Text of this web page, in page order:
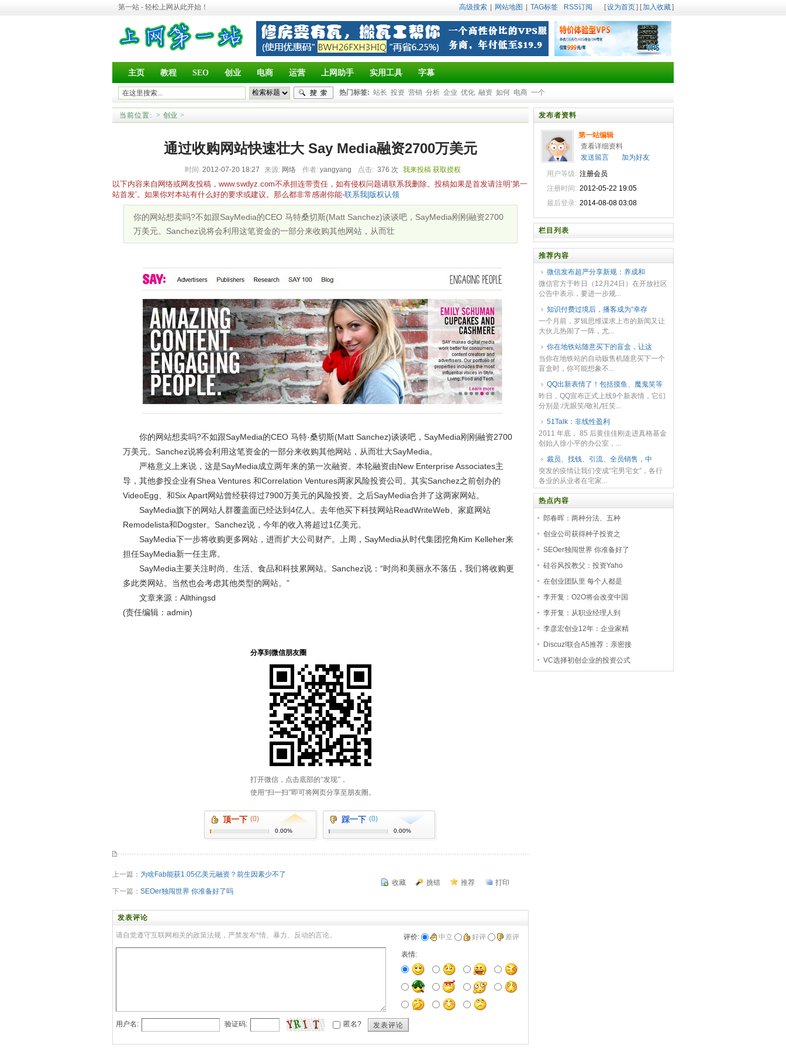
第一站 - 轻松上网从此开始！ 高级搜索 网站地图 TAG标签 RSS订阅 [设为首页] [加入收藏]
主页 教程 SEO 创业 电商 运营 上网助手 实用工具 字幕
热门标签: 站长 投资 营销 分析 企业 优化 融资 如何 电商 一个
当前位置: > 创业 >
通过收购网站快速壮大 Say Media融资2700万美元
时间: 2012-07-20 18:27 来源: 网络 作者: yangyang 点击: 376 次 我来投稿 获取授权
以下内容来自网络或网友投稿，www.swdyz.com不承担连带责任，如有侵权问题请联系我删除。投稿如果是首发请注明‘第一
站首发’。如果你对本站有什么好的要求或建议。那么都非常感谢你能-联系我|版权认领
你的网站想卖吗?不如跟SayMedia的CEO 马特桑切斯(Matt Sanchez)谈谈吧，SayMedia刚刚融资2700
万美元。Sanchez说将会利用这笔资金的一部分来收购其他网站，从而壮
你的网站想卖吗?不如跟SayMedia的CEO 马特·桑切斯(Matt Sanchez)谈谈吧，SayMedia刚刚融资2700
万美元。Sanchez说将会利用这笔资金的一部分来收购其他网站，从而壮大SayMedia。
严格意义上来说，这是SayMedia成立两年来的第一次融资。本轮融资由New Enterprise Associates主
导，其他参投企业有Shea Ventures 和Correlation Ventures两家风险投资公司。其实Sanchez之前创办的
VideoEgg、和Six Apart网站曾经获得过7900万美元的风险投资。之后SayMedia合并了这两家网站。
SayMedia旗下的网站人群覆盖面已经达到4亿人。去年他买下科技网站ReadWriteWeb、家庭网站
Remodelista和Dogster。Sanchez说，今年的收入将超过1亿美元。
SayMedia下一步将收购更多网站，进而扩大公司财产。上周，SayMedia从时代集团挖角Kim Kelleher来
担任SayMedia新一任主席。
SayMedia主要关注时尚、生活、食品和科技累网站。Sanchez说：“时尚和美丽永不落伍，我们将收购更
多此类网站。当然也会考虑其他类型的网站。”
文章来源：Allthingsd
(责任编辑：admin)
顶一下 (0)
0.00%
踩一下 (0)
0.00%
上一篇： 为啥Fab能获1.05亿美元融资？前生因素少不了
下一篇： SEOer独闯世界 你准备好了吗
收藏 挑错 推荐 打印
发表评论
请自觉遵守互联网相关的政策法规，严禁发布*情、暴力、反动的言论。 评价: 中立 好评 差评
表情:
用户名: 验证码: 匿名? 发表评论
发布者资料
第一站编辑
查看详细资料
发送留言
加为好友
用户等级: 注册会员
注册时间: 2012-05-22 19:05
最后登录: 2014-08-08 03:08
栏目列表
推荐内容
微信发布超严分享新规：​养成和
微信官方于昨日（12月24日）在开放社区
公告中表示，要进一步规...
知识付费过境后，播客成为“幸存
一个月前，罗辑思维谋求上市的新闻又让
大伙儿热闹了一阵，尤...
你在地铁站随意买下的盲盒，让这
当你在地铁站的自动贩售机随意买下一个
盲盒时，你可能想象不...
QQ出新表情了！包括摸鱼、魔鬼笑等
昨日，QQ宣布正式上线9个新表情，它们
分别是:/无眼笑/敬礼/狂笑...
51Talk：非线性盈利
2011 年底， 85 后黄佳佳刚走进真格基金
创始人徐小平的办公室，...
裁员、找钱、引流、全员销售，中
突发的疫情让我们变成“宅男宅女”，各行
各业的从业者在宅家...
热点内容
郎春晖：两种分法、五种
创业公司获得种子投资之
SEOer独闯世界 你准备好了
硅谷风投教父：投资Yaho
在创业团队里 每个人都是
李开复：O2O将会改变中国
李开复：从职业经理人到
李彦宏创业12年：企业家精
Discuz!联合A5推荐：亲密接
VC选择初创企业的投资公式